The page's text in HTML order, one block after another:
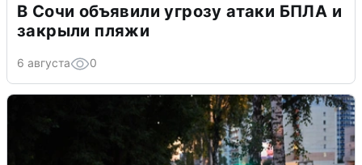
В Сочи объявили угрозу атаки БПЛА и
закрыли пляжи
6 августа 0